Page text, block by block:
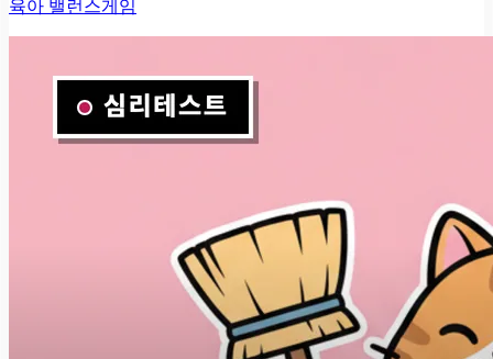
육아 밸런스게임